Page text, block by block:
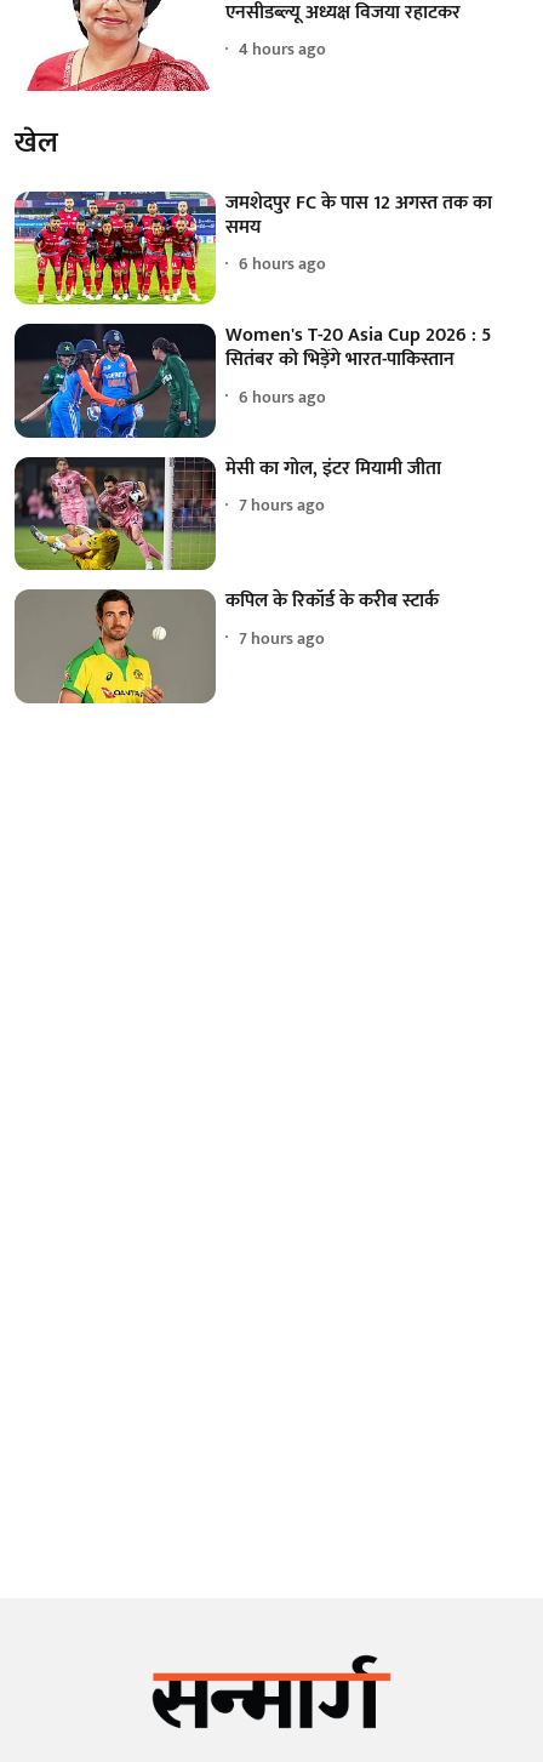
एनसीडब्ल्यू अध्यक्ष विजया रहाटकर
4 hours ago
खेल
जमशेदपुर FC के पास 12 अगस्त तक का
समय
6 hours ago
Women's T-20 Asia Cup 2026 : 5
सितंबर को भिड़ेंगे भारत-पाकिस्तान
6 hours ago
मेसी का गोल, इंटर मियामी जीता
7 hours ago
कपिल के रिकॉर्ड के करीब स्टार्क
7 hours ago